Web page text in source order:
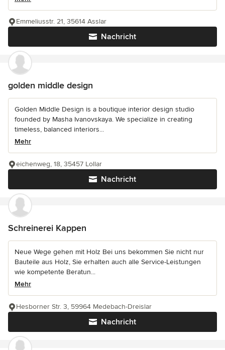
Nachricht
Emmeliusstr. 21, 35614 Asslar
golden middle design
Golden Middle Design is a boutique interior design studio
founded by Masha Ivanovskaya. We specialize in creating
timeless, balanced interiors...
Mehr
Nachricht
eichenweg, 18, 35457 Lollar
Schreinerei Kappen
Neue Wege gehen mit Holz Bei uns bekommen Sie nicht nur
Bauteile aus Holz, Sie erhalten auch alle Service-Leistungen
wie kompetente Beratun...
Mehr
Nachricht
Hesborner Str. 3, 59964 Medebach-Dreislar